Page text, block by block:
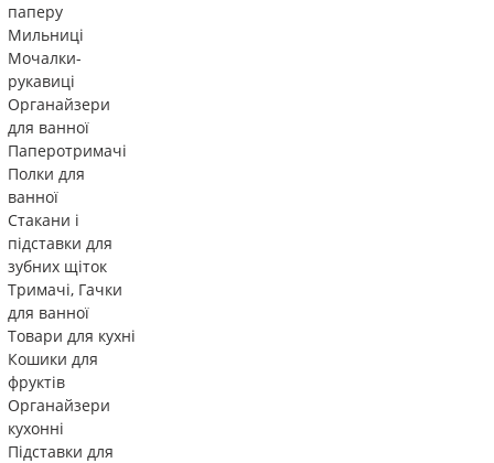
паперу
Мильниці
Мочалки-
рукавиці
Органайзери
для ванної
Паперотримачі
Полки для
ванної
Стакани і
підставки для
зубних щіток
Тримачі, Гачки
для ванної
Товари для кухні
Кошики для
фруктів
Органайзери
кухонні
Підставки для